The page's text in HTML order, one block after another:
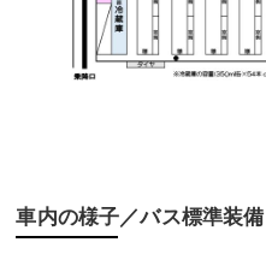
車内の様子／バス標準装備